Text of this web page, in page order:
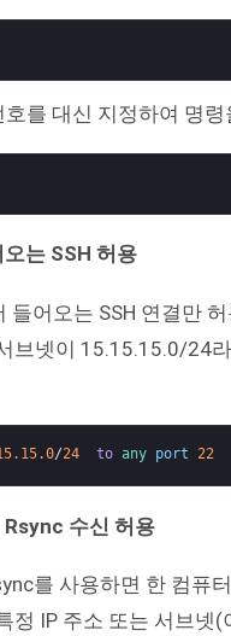
를 대신 지정하여 명
는 SSH 허용
들어오는 SSH 연결만
브넷이 15.15.15.0/24
/24 to any port 22
수신 허용
를 사용하면 한 컴퓨
정 IP 주소 또는 서브